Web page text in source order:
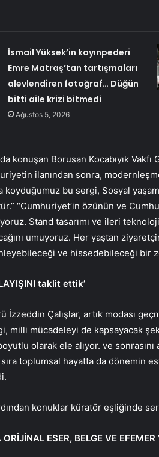
İsmail Yüksek’in kayınpederi
Emre Matraş’tan tartışmaları
alevlendiren fotoğraf… Düğün
bitti aile krizi bitmedi
Ağustos 5, 2026
konuşan Borusan Kocabıyık
ilanından sonra,
koyduğumuz bu sergi, Sosyal
“Cumhuriyet’in özünün ve
Stand tasarımı ve ileri
umuyoruz. Her yaştan
ve hissedebileceği bir
taklit ettik’
İzzeddin Çalışlar, artık modası
milli mücadeleyi de kapsayacak
olarak ele alıyor. ve
toplumsal hayatta da dönemin
konuklar küratör eşliğinde
ESER, BELGE VE EFEMER